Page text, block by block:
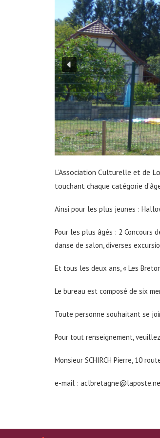
L’Association Culturelle et
touchant chaque catégorie
Ainsi pour les plus jeunes :
Pour les plus âgés : 2 Concours
danse de salon, diverses
Et tous les deux ans, « Les
Le bureau est composé de six
Toute personne souhaitant se
Pour tout renseignement,
Monsieur SCHIRCH Pierre, 10
e-mail :